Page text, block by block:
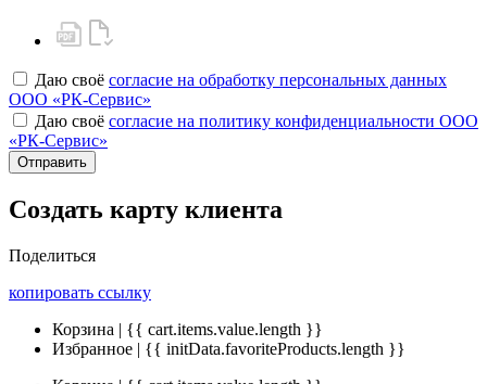
Даю своё согласие на обработку персональных данных
ООО «РК-Сервис»
Даю своё согласие на политику конфиденциальности ООО
«РК-Сервис»
Отправить
Создать карту клиента
Поделиться
копировать ссылку
Корзина | {{ cart.items.value.length }}
Избранное | {{ initData.favoriteProducts.length }}